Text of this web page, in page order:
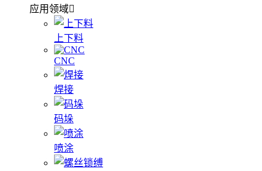
应用领域
上下料
CNC
焊接
码垛
喷涂